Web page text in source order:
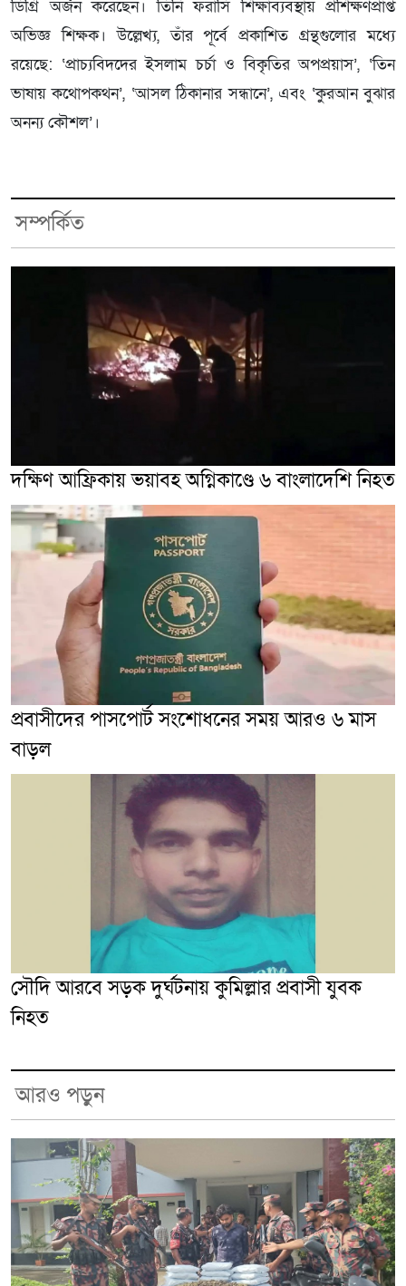
ডিগ্রি অর্জন করেছেন। তিনি ফরাসি শিক্ষাব্যবস্থায় প্রশিক্ষণপ্রাপ্ত
অভিজ্ঞ শিক্ষক। উল্লেখ্য, তাঁর পূর্বে প্রকাশিত গ্রন্থগুলোর মধ্যে
রয়েছে: ‘প্রাচ্যবিদদের ইসলাম চর্চা ও বিকৃতির অপপ্রয়াস’, ‘তিন
ভাষায় কথোপকথন’, ‘আসল ঠিকানার সন্ধানে’, এবং ‘কুরআন বুঝার
অনন্য কৌশল’।
সম্পর্কিত
দক্ষিণ আফ্রিকায় ভয়াবহ অগ্নিকাণ্ডে ৬ বাংলাদেশি নিহত
প্রবাসীদের পাসপোর্ট সংশোধনের সময় আরও ৬ মাস
বাড়ল
সৌদি আরবে সড়ক দুর্ঘটনায় কুমিল্লার প্রবাসী যুবক
নিহত
আরও পড়ুন